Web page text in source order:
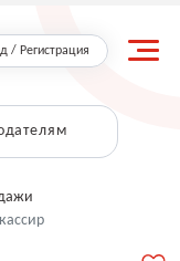
/ Регистрация